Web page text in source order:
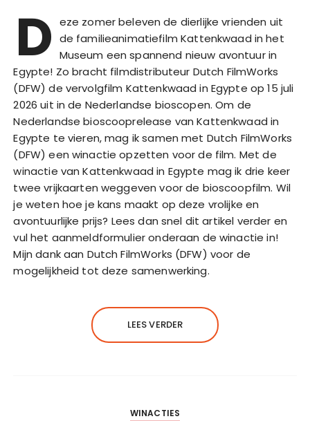
D eze zomer beleven de dierlijke vrienden uit
de familieanimatiefilm Kattenkwaad in het
Museum een spannend nieuw avontuur in
Egypte! Zo bracht filmdistributeur Dutch FilmWorks
(DFW) de vervolgfilm Kattenkwaad in Egypte op 15 juli
2026 uit in de Nederlandse bioscopen. Om de
Nederlandse bioscooprelease van Kattenkwaad in
Egypte te vieren, mag ik samen met Dutch FilmWorks
(DFW) een winactie opzetten voor de film. Met de
winactie van Kattenkwaad in Egypte mag ik drie keer
twee vrijkaarten weggeven voor de bioscoopfilm. Wil
je weten hoe je kans maakt op deze vrolijke en
avontuurlijke prijs? Lees dan snel dit artikel verder en
vul het aanmeldformulier onderaan de winactie in!
Mijn dank aan Dutch FilmWorks (DFW) voor de
mogelijkheid tot deze samenwerking.
LEES VERDER
WINACTIES